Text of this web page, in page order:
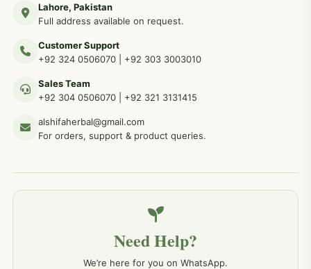
مردوں کے خاص امراض کے بے شمار دیسی نسخے
عضو خاص کےلئے طلاء، مالش دیسی علاج
جلد کے امراض کےلئے مختلف دیسی نسخہ جات
خون کے امراض کےلئے مختلف دیسی نسخہ جات
کمر درد کا جڑی بو ٹیوں سے علاج اور نسخہ جات
Lahore, Pakistan
Full address available on request.
Customer Support
+92 324 0506070
+92 303 3003010
Sales Team
+92 304 0506070
+92 321 3131415
alshifaherbal@gmail.com
For orders, support & product queries.
Need Help?
We’re here for you on WhatsApp.